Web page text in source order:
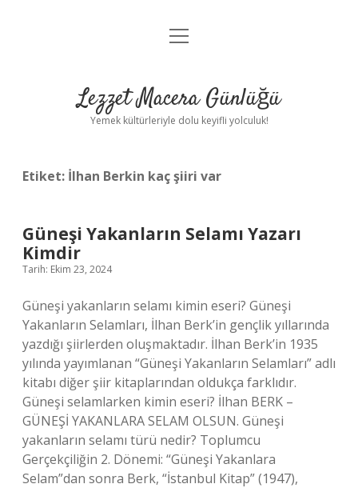
Anasayfa
Yasal Uyarı
menüyü
Lezzet Macera Günlüğü
Yemek kültürleriyle dolu keyifli yolculuk!
Etiket: İlhan Berkin kaç şiiri var
Güneşi Yakanların Selamı Yazarı
Kimdir
Tarih: Ekim 23, 2024
Güneşi yakanların selamı kimin eseri? Güneşi
Yakanların Selamları, İlhan Berk’in gençlik yıllarında
yazdığı şiirlerden oluşmaktadır. İlhan Berk’in 1935
yılında yayımlanan “Güneşi Yakanların Selamları” adlı
kitabı diğer şiir kitaplarından oldukça farklıdır.
Güneşi selamlarken kimin eseri? İlhan BERK –
GÜNEŞİ YAKANLARA SELAM OLSUN. Güneşi
yakanların selamı türü nedir? Toplumcu
Gerçekçiliğin 2. Dönemi: “Güneşi Yakanlara
Selam”dan sonra Berk, “İstanbul Kitap” (1947),